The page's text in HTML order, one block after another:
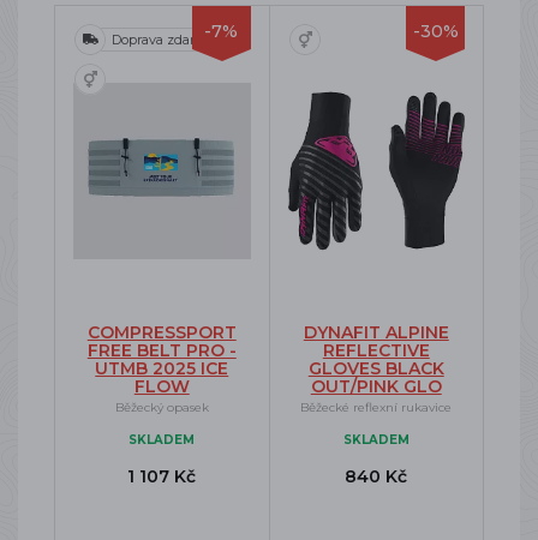
-7%
Doprava zdarma
COMPRESSPORT
FREE BELT PRO -
UTMB 2025 ICE
FLOW
Běžecký opasek
SKLADEM
1 107 Kč
-30%
DYNAFIT ALPINE
REFLECTIVE
GLOVES BLACK
OUT/PINK GLO
Běžecké reflexní rukavice
SKLADEM
840 Kč